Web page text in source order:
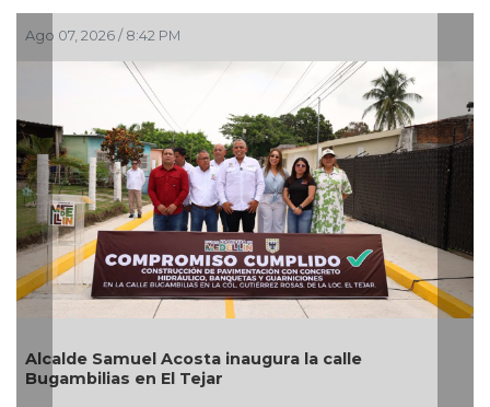
Ago 07, 2026 / 6:20 PM
Pedro de Jesús Rosado Guzmán rinde protesta
como alcalde suplente de Úrsulo Galván